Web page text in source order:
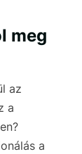
meg
az
a
a